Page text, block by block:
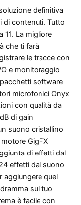
definitiva
di contenuti. Tutto
11. La migliore
che ti farà
le tracce con
e monitoraggio
software
microfonici Onyx
con qualità da
di gain
suono cristallino
GigFX
di effetti dal
effetti dal suono
aggiungere quel
sul tuo
è facile con